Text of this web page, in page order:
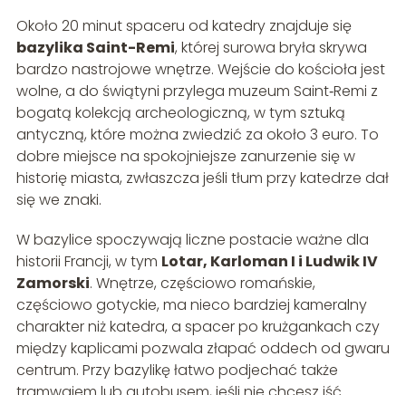
Około 20 minut spaceru od katedry znajduje się
bazylika Saint-Remi, której surowa bryła skrywa
bardzo nastrojowe wnętrze. Wejście do kościoła jest
wolne, a do świątyni przylega muzeum Saint‑Remi z
bogatą kolekcją archeologiczną, w tym sztuką
antyczną, które można zwiedzić za około 3 euro. To
dobre miejsce na spokojniejsze zanurzenie się w
historię miasta, zwłaszcza jeśli tłum przy katedrze dał
się we znaki.
W bazylice spoczywają liczne postacie ważne dla
historii Francji, w tym Lotar, Karloman I i Ludwik IV
Zamorski. Wnętrze, częściowo romańskie,
częściowo gotyckie, ma nieco bardziej kameralny
charakter niż katedra, a spacer po krużgankach czy
między kaplicami pozwala złapać oddech od gwaru
centrum. Przy bazylikę łatwo podjechać także